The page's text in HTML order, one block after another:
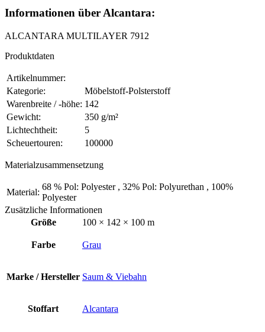
Informationen über Alcantara:
ALCANTARA MULTILAYER 7912
Produktdaten
Artikelnummer:
Kategorie:
Möbelstoff-Polsterstoff
Warenbreite / -höhe: 142
Gewicht:
350 g/m²
Lichtechtheit:
5
Scheuertouren:
100000
Materialzusammensetzung
Material:
68 % Pol: Polyester , 32% Pol: Polyurethan , 100%
Polyester
Zusätzliche Informationen
Größe
100 × 142 × 100 m
Farbe Grau
Marke / Hersteller Saum & Viebahn
Stoffart Alcantara